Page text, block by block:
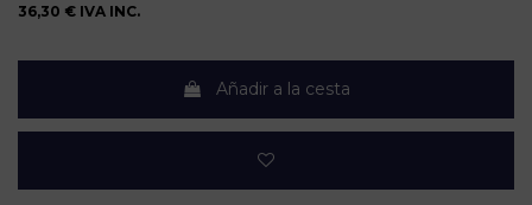
36,30 € IVA INC.
Añadir a la cesta